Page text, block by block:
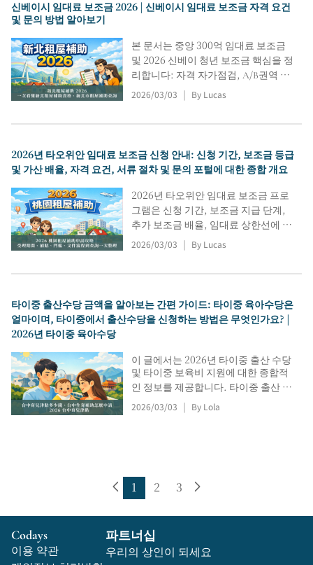
액 조회 및 계산 방법을 안내합니다.
인 기관의 심사를 거쳐 결정됩니다.
신베이시 임대료 보조금 2026 | 신베이시 임대료 보조금 자격 요건
및 문의 방법 알아보기
본 문서는 중앙 300억 임대료 보조금
및 2026 신베이 청년 보조금 핵심을 정
리합니다: 자격 자가점검, A/B권역 최
대액, 1/2/3단계 차이, 중복 신청 금지,
서류·보완 주의, 조회 포털, 온라인 신
2026/03/03 By Lucas
2026년 타오위안 임대료 보조금 신청 안내: 신청 기간, 보조금 등급
및 가산 배율, 자격 요건, 서류 절차 및 문의 포털에 대한 종합 개요
2026년 타오위안 임대료 보조금 프로
그램은 신청 기간, 보조금 지급 단계,
추가 보조금 배율, 임대료 상한선에 대
한 종합적인 정보를 제공합니다. 또한
소득 기준, 필요 서류, 온라인/우편/방
정보도 포함되어 있습니다. 타오위안
임대료 보조금 자격 요건 및 조회 포털
도 제공됩니다. 승인 및 지급은 관련
2026/03/03 By Lucas
타이중 출산수당 금액을 알아보는 간편 가이드: 타이중 육아수당은
얼마이며, 타이중에서 출산수당을 신청하는 방법은 무엇인가요? |
2026년 타이중 육아수당
이 글에서는 2026년 타이중 출산 수당
및 타이중 보육비 지원에 대한 종합적
인 정보를 제공합니다. 타이중 출산 수
당 금액 및 인상 규정, 180일 거주 요
건, 출생 등록, 6개월 신청 기간 등을
을 포함하여 원활한 신청 절차를 안내
합니다.
2026/03/03 By Lola
1 2 3
Codays
이용 약관
파트너십
우리의 상인이 되세요